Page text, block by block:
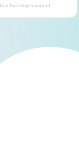
bez barevných variant